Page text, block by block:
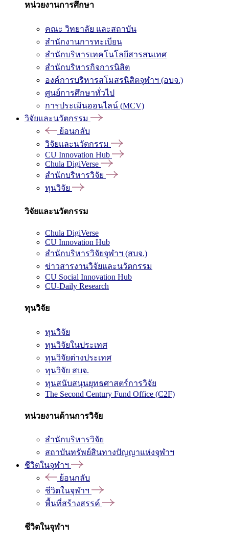
หน่วยงานการศึกษา
คณะ วิทยาลัย และสถาบัน
สำนักงานการทะเบียน
สำนักบริหารเทคโนโลยีสารสนเทศ
สำนักบริหารกิจการนิสิต
องค์การบริหารสโมสรนิสิตจุฬาฯ (อบจ.)
ศูนย์การศึกษาทั่วไป
การประเมินออนไลน์ (MCV)
วิจัยและนวัตกรรม
ย้อนกลับ
วิจัยและนวัตกรรม
CU Innovation Hub
Chula DigiVerse
สำนักบริหารวิจัย
ทุนวิจัย
วิจัยและนวัตกรรม
Chula DigiVerse
CU Innovation Hub
สำนักบริหารวิจัยจุฬาฯ (สบจ.)
ข่าวสารงานวิจัยและนวัตกรรม
CU Social Innovation Hub
CU-Daily Research
ทุนวิจัย
ทุนวิจัย
ทุนวิจัยในประเทศ
ทุนวิจัยต่างประเทศ
ทุนวิจัย สบจ.
ทุนสนับสนุนยุทธศาสตร์การวิจัย
The Second Century Fund Office (C2F)
หน่วยงานด้านการวิจัย
สำนักบริหารวิจัย
สถาบันทรัพย์สินทางปัญญาแห่งจุฬาฯ
ชีวิตในจุฬาฯ
ย้อนกลับ
ชีวิตในจุฬาฯ
พื้นที่สร้างสรรค์
ชีวิตในจุฬาฯ